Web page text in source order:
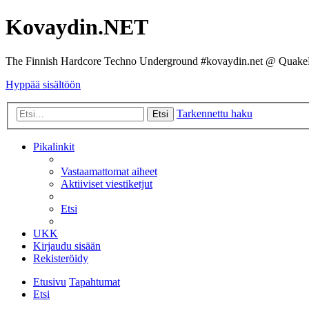
Kovaydin.NET
The Finnish Hardcore Techno Underground #kovaydin.net @
Hyppää sisältöön
Etsi Tarkennettu haku
Pikalinkit
Vastaamattomat aiheet
Aktiiviset viestiketjut
Etsi
UKK
Kirjaudu sisään
Rekisteröidy
Etusivu Tapahtumat
Etsi